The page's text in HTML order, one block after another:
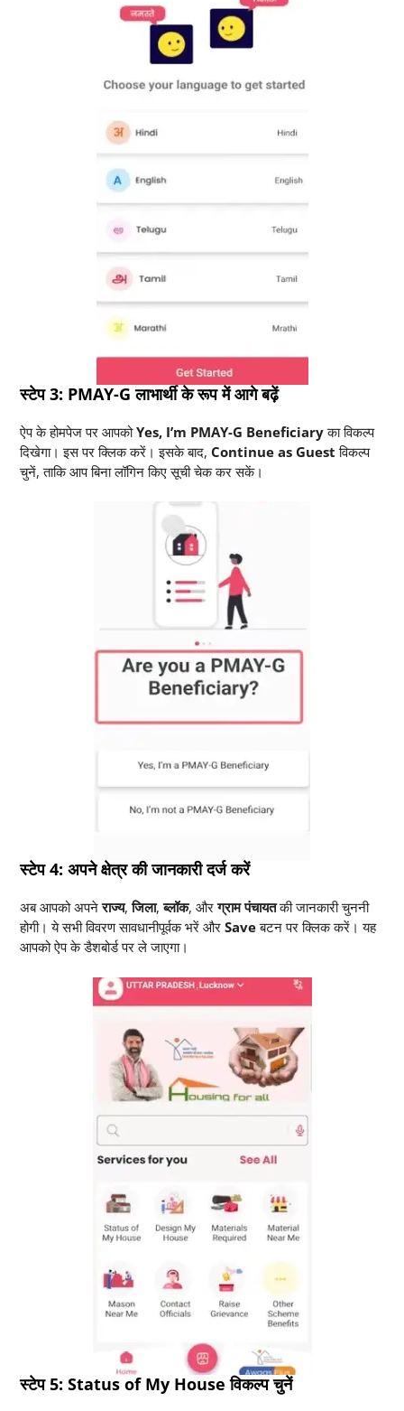
स्टेप 3: PMAY-G लाभार्थी के रूप में आगे बढ़ें
ऐप के होमपेज पर आपकोYes, I’m PMAY-G Beneficiaryका विकल्प
दिखेगा। इस पर क्लिक करें। इसके बाद, Continue as Guest विकल्प
चुनें, ताकि आप बिना लॉगिन किए सूची चेक कर सकें।
स्टेप 4: अपने क्षेत्र की जानकारी दर्ज करें
अब आपको अपनेराज्य,जिला,ब्लॉक, औरग्राम पंचायतकी जानकारी चुननी
होगी। ये सभी विवरण सावधानीपूर्वक भरें और Saveबटन पर क्लिक करें। यह
आपको ऐप के डैशबोर्ड पर ले जाएगा।
स्टेप 5: Status of My House विकल्प चुनें